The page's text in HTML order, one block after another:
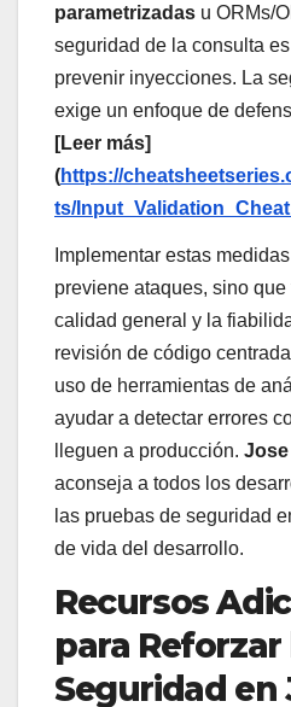
parametrizadas u ORMs/
seguridad de la consulta
prevenir inyecciones. La
exige un enfoque de
[Leer más]
(https://
ts/
Implementar estas
previene ataques, sino
calidad general y la
revisión de código
uso de herramientas de
ayudar a detectar errores
lleguen a producción.
aconseja a todos los
las pruebas de seguridad
de vida del desarrollo.
Recursos
para Reforzar
Seguridad en